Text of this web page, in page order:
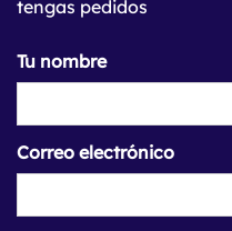
tengas pedidos
Tu nombre
Correo electrónico